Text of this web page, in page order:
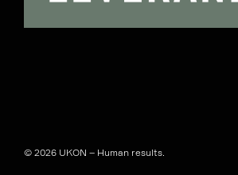
© 2026 UKON – Human results.